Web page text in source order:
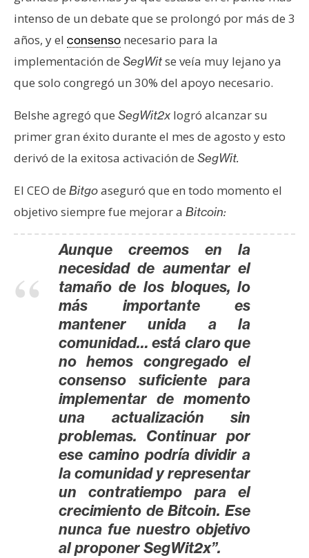
N
o
t
s
e
P
e
n
s
m
R
intenso de un debate que se prolongó por más de 3
años, y el consenso necesario para la
implementación de SegWitse veía muy lejano ya
que solo congregó un 30% del apoyo necesario.
Belshe agregó que SegWit2x logró alcanzar su
primer gran éxito durante el mes de agosto y esto
derivó de la exitosa activación de SegWit.
El CEO de Bitgoaseguró que en todo momento el
objetivo siempre fue mejorar a Bitcoin:
Aunque creemos en la
necesidad de aumentar el
tamaño de los bloques, lo
más importante es
mantener unida a la
comunidad… está claro que
no hemos congregado el
consenso suficiente para
implementar de momento
una actualización sin
problemas. Continuar por
ese camino podría dividir a
la comunidad y representar
un contratiempo para el
crecimiento de Bitcoin. Ese
nunca fue nuestro objetivo
al proponer SegWit2x”.